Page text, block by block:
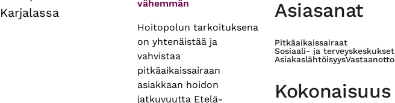
Karjalassa
vähemmän
Hoitopolun tarkoituksena
on yhtenäistää ja
vahvistaa
pitkäaikaissairaan
asiakkaan hoidon
jatkuvuutta Etelä-
Asiasanat
Pitkäaikaissairaat
Sosiaali- ja terveyskeskukset
AsiakaslähtöisyysVastaanotto
Kokonaisuus